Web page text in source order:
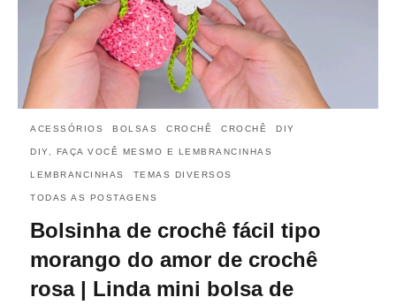
ACESSÓRIOS BOLSAS CROCHÊ CROCHÊ DIY
DIY, FAÇA VOCÊ MESMO E LEMBRANCINHAS
LEMBRANCINHAS TEMAS DIVERSOS
TODAS AS POSTAGENS
Bolsinha de crochê fácil tipo
morango do amor de crochê
rosa | Linda mini bolsa de